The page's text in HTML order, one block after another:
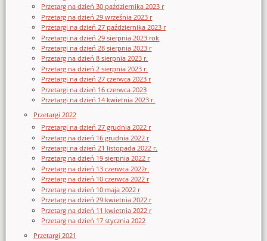
Przetarg na dzień 30 października 2023 r
Przetarg na dzień 29 września 2023 r
Przetargi na dzień 27 października 2023 r
Przetargi na dzień 29 sierpnia 2023 rok
Przetargi na dzień 28 sierpnia 2023 r
Przetarg na dzień 8 sierpnia 2023 r.
Przetarg na dzień 2 sierpnia 2023 r.
Przetargi na dzień 27 czerwca 2023 r
Przetargi na dzień 16 czerwca 2023
Przetargi na dzień 14 kwietnia 2023 r.
Przetargi 2022
Przetargi na dzień 27 grudnia 2022 r
Przetarg na dzień 16 grudnia 2022 r
Przetargi na dzień 21 listopada 2022 r.
Przetarg na dzień 19 sierpnia 2022 r
Przetarg na dzień 13 czerwca 2022r.
Przetarg na dzień 10 czerwca 2022 r
Przetarg na dzień 10 maja 2022 r
Przetarg na dzień 29 kwietnia 2022 r
Przetarg na dzień 11 kwietnia 2022 r
Przetarg na dzień 17 stycznia 2022
Przetargi 2021